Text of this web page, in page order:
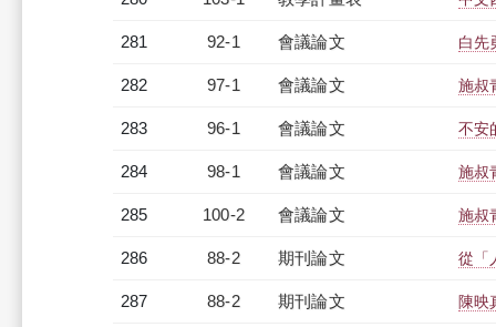
281 92-1 會議論文 白先
282 97-1 會議論文 施叔
283 96-1 會議論文 不安
284 98-1 會議論文 施叔
285 100-2 會議論文 施叔
286 88-2 期刊論文 從「
287 88-2 期刊論文 陳映